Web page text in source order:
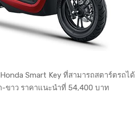
Smart Key ที่สามารถสตาร์ตรถไ
ขาว ราคาแนะนำที่ 54,400 บาท